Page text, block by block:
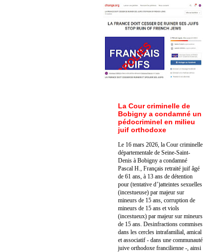
La Cour criminelle de
Bobigny a condamné un
pédocriminel en milieu
juif orthodoxe
Le 16 mars 2026, la Cour criminelle
départementale de Seine-Saint-
Denis à Bobigny a condamné
Pascal H., Français retraité juif âgé
de 61 ans, à 13 ans de détention
pour (tentative d’)atteintes sexuelles
(incestueuse) par majeur sur
mineurs de 15 ans, corruption de
mineurs de 15 ans et viols
(incestueux) par majeur sur mineurs
de 15 ans. Desinfractions commises
dans les cercles intrafamilial, amical
et associatif - dans une communauté
juive orthodoxe francilienne -, ainsi